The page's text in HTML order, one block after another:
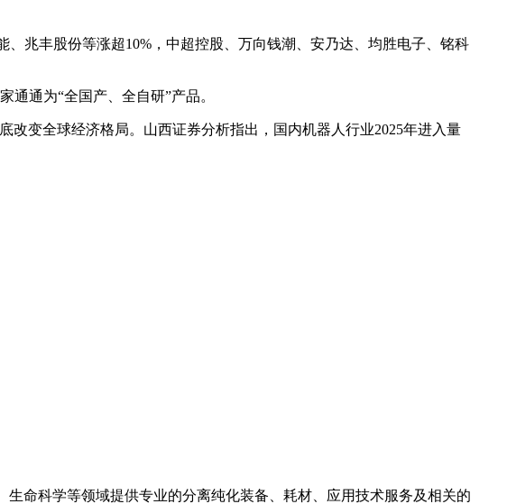
兆丰股份等涨超10%，中超控股、万向钱潮、安乃达、均胜电子、铭科
通为“全国产、全自研”产品。
变全球经济格局。山西证券分析指出，国内机器人行业2025年进入量
命科学等领域提供专业的分离纯化装备、耗材、应用技术服务及相关的